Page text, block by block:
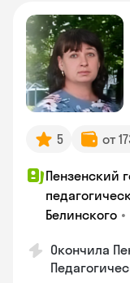
5 от
Пензенский
Белинского •
Окончила